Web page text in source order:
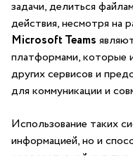
задачи, делиться
действия, несмотря на
Microsoft Teams
платформами, ‍которые
других сервисов ‌и
для коммуникации и
Использование таких
информацией, но и